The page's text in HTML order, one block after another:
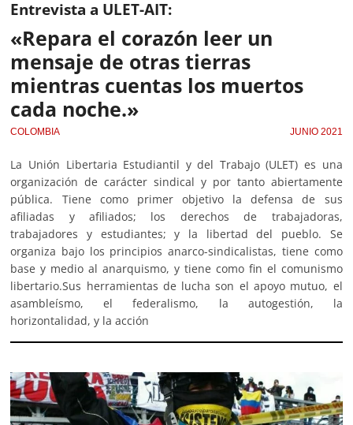
Entrevista a ULET-AIT:
«Repara el corazón leer un
mensaje de otras tierras
mientras cuentas los muertos
cada noche.»
COLOMBIA JUNIO 2021
La Unión Libertaria Estudiantil y del Trabajo (ULET) es una
organización de carácter sindical y por tanto abiertamente
pública. Tiene como primer objetivo la defensa de sus
afiliadas y afiliados; los derechos de trabajadoras,
trabajadores y estudiantes; y la libertad del pueblo. Se
organiza bajo los principios anarco-sindicalistas, tiene como
base y medio al anarquismo, y tiene como fin el comunismo
libertario.Sus herramientas de lucha son el apoyo mutuo, el
asambleísmo, el federalismo, la autogestión, la
horizontalidad, y la acción